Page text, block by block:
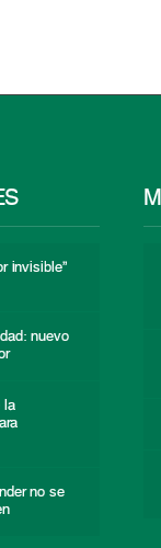
invisible”
nuevo
la
no se